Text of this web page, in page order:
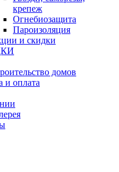
крепеж
Огнебиозащита
Пароизоляция
и скидки
домов
и оплата